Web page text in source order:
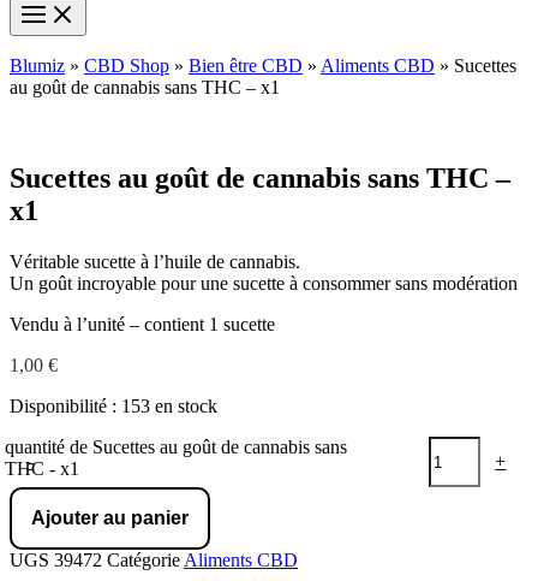
Blumiz » CBD Shop » Bien être CBD » Aliments CBD » Sucettes
au goût de cannabis sans THC – x1
Sucettes au goût de cannabis sans THC –
x1
Véritable sucette à l’huile de cannabis.
Un goût incroyable pour une sucette à consommer sans modération
Vendu à l’unité – contient 1 sucette
1,00 €
Disponibilité : 153 en stock
-
quantité de Sucettes au goût de cannabis sans
THC - x1
+
Ajouter au panier
UGS 39472 Catégorie Aliments CBD